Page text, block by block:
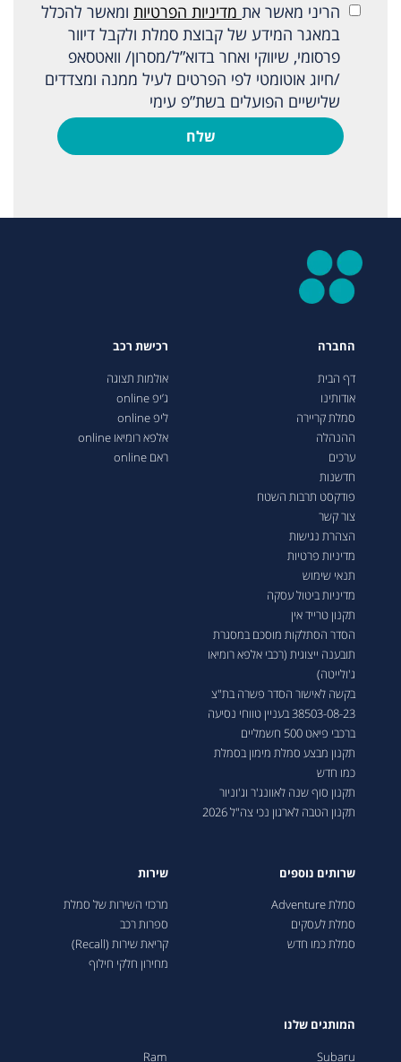
הריני מאשר את מדיניות הפרטיות ומאשר להכלל
במאגר המידע של קבוצת סמלת ולקבל דיוור
פרסומי, שיווקי ואחר בדוא”ל/מסרון/ וואטסאפ
/חיוג אוטומטי לפי הפרטים לעיל ממנה ומצדדים
שלישיים הפועלים בשת”פ עימי
שלח
החברה
דף הבית
אודותינו
סמלת קריירה
ההנהלה
ערכים
חדשנות
פודקסט תרבות השטח
צור קשר
הצהרת נגישות
מדיניות פרטיות
תנאי שימוש
מדיניות ביטול עסקה
תקנון טרייד אין
הסדר הסתלקות מוסכם במסגרת
תובענה ייצוגית (רכבי אלפא רומיאו
ג'ולייטה)
בקשה לאישור הסדר פשרה בת"צ
38503-08-23 בעניין טווחי נסיעה
ברכבי פיאט 500 חשמליים
תקנון מבצע סמלת מימון בסמלת
כמו חדש
תקנון סוף שנה לאוונג'ר וג'וניור
תקנון הטבה לארגון נכי צה"ל 2026
רכישת רכב
אולמות תצוגה
ג’יפ online
ליפ online
אלפא רומיאו online
ראם online
שרותים נוספים
סמלת Adventure
סמלת לעסקים
סמלת כמו חדש
שירות
מרכזי השירות של סמלת
ספרות רכב
קריאת שירות (Recall)
מחירון חלקי חילוף
המותגים שלנו
Subaru
Ram